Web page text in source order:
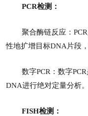
PCR检测：
聚合酶链反应：
性地扩增目标DNA片段
数字PCR：数字
DNA进行绝对定量分析。
FISH检测：